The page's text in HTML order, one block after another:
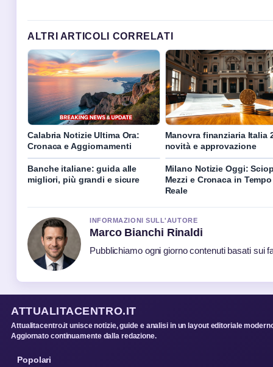
ALTRI ARTICOLI CORRELATI
Calabria Notizie Ultima Ora:
Cronaca e Aggiornamenti
Manovra finanziaria Italia
novità e approvazione
Banche italiane: guida alle
migliori, più grandi e sicure
Milano Notizie Oggi:
Mezzi e Cronaca in Tempo
Reale
INFORMAZIONI SULL'AUTORE
Marco Bianchi Rinaldi
Pubblichiamo ogni giorno contenuti basati sui
ATTUALITACENTRO.IT
Attualitacentro.it unisce notizie, guide e analisi in un layout editoriale
Aggiornato continuamente dalla redazione.
Popolari